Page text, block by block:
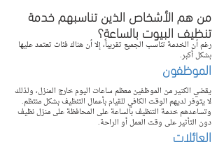
من هم الأشخاص الذين تناسبهم خدمة
تنظيف البيوت بالساعة؟
رغم أن الخدمة تناسب الجميع تقريباً، إلا أن هناك فئات تعتمد عليها
بشكل أكبر.
الموظفون
يقضي الكثير من الموظفين معظم ساعات اليوم خارج المنزل، ولذلك
لا يتوفر لديهم الوقت الكافي للقيام بأعمال التنظيف بشكل منتظم.
وتساعدهم خدمة التنظيف بالساعة على المحافظة على منزل نظيف
دون التأثير على وقت العمل أو الراحة.
العائلات